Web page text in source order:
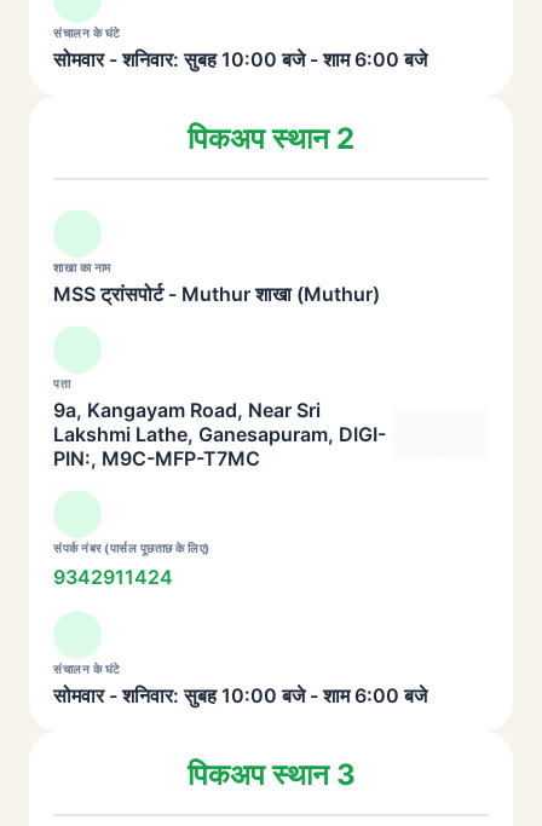
संचालन के घंटे
सोमवार - शनिवार: सुबह 10:00 बजे - शाम 6:00 बजे
पिकअप स्थान 2
शाखा का नाम
MSS ट्रांसपोर्ट - Muthur शाखा (Muthur)
पता
9a, Kangayam Road, Near Sri
Lakshmi Lathe, Ganesapuram, DIGI-
PIN:, M9C-MFP-T7MC
संपर्क नंबर (पार्सल पूछताछ के लिए)
9342911424
संचालन के घंटे
सोमवार - शनिवार: सुबह 10:00 बजे - शाम 6:00 बजे
पिकअप स्थान 3